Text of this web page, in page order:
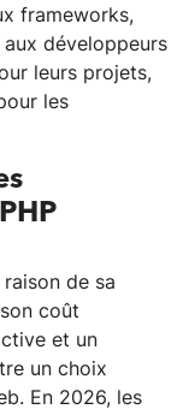
frameworks,
développeurs
leurs projets,
les
de sa
coût
et un
un choix
En 2026, les